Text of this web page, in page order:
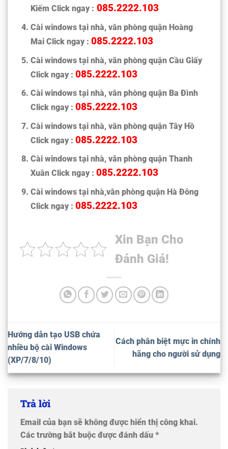
Kiếm Click ngay : 085.2222.103
Cài windows tại nhà, văn phòng quận Hoàng
Mai Click ngay : 085.2222.103
Cài windows tại nhà, văn phòng quận Cầu Giấy
Click ngay : 085.2222.103
Cài windows tại nhà, văn phòng quận Ba Đình
Click ngay : 085.2222.103
Cài windows tại nhà, văn phòng quận Tây Hồ
Click ngay : 085.2222.103
Cài windows tại nhà, văn phòng quận Thanh
Xuân Click ngay : 085.2222.103
Cài windows tại nhà,văn phòng quận Hà Đông
Click ngay : 085.2222.103
Xin Bạn Cho
Đánh Giá!
Hướng dẫn tạo USB chứa
nhiều bộ cài Windows
(XP/7/8/10)
Cách phân biệt mực in chính
hãng cho người sử dụng
Trả lời
Email của bạn sẽ không được hiển thị công khai.
Các trường bắt buộc được đánh dấu *